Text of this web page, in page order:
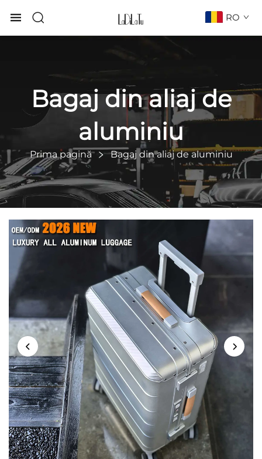
RO
Bagaj din aliaj de
aluminiu
Prima pagină Bagaj din aliaj de aluminiu